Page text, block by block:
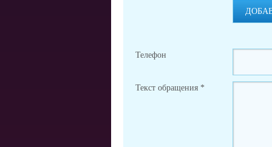
Телефон
Текст обращения *